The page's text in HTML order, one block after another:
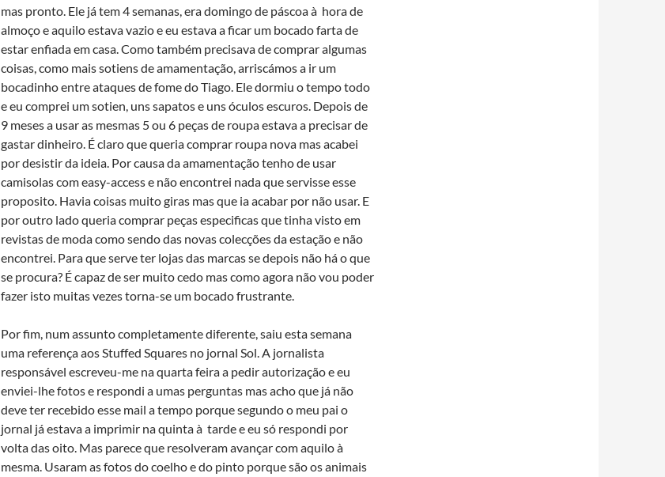
mas pronto. Ele já tem 4 semanas, era domingo de páscoa à hora de
almoço e aquilo estava vazio e eu estava a ficar um bocado farta de
estar enfiada em casa. Como também precisava de comprar algumas
coisas, como mais sotiens de amamentação, arriscámos a ir um
bocadinho entre ataques de fome do Tiago. Ele dormiu o tempo todo
e eu comprei um sotien, uns sapatos e uns óculos escuros. Depois de
9 meses a usar as mesmas 5 ou 6 peças de roupa estava a precisar de
gastar dinheiro. É claro que queria comprar roupa nova mas acabei
por desistir da ideia. Por causa da amamentação tenho de usar
camisolas com easy-access e não encontrei nada que servisse esse
proposito. Havia coisas muito giras mas que ia acabar por não usar. E
por outro lado queria comprar peças especificas que tinha visto em
revistas de moda como sendo das novas colecções da estação e não
encontrei. Para que serve ter lojas das marcas se depois não há o que
se procura? É capaz de ser muito cedo mas como agora não vou poder
fazer isto muitas vezes torna-se um bocado frustrante.
Por fim, num assunto completamente diferente, saiu esta semana
uma referença aos Stuffed Squares no jornal Sol. A jornalista
responsável escreveu-me na quarta feira a pedir autorização e eu
enviei-lhe fotos e respondi a umas perguntas mas acho que já não
deve ter recebido esse mail a tempo porque segundo o meu pai o
jornal já estava a imprimir na quinta à tarde e eu só respondi por
volta das oito. Mas parece que resolveram avançar com aquilo à
mesma. Usaram as fotos do coelho e do pinto porque são os animais